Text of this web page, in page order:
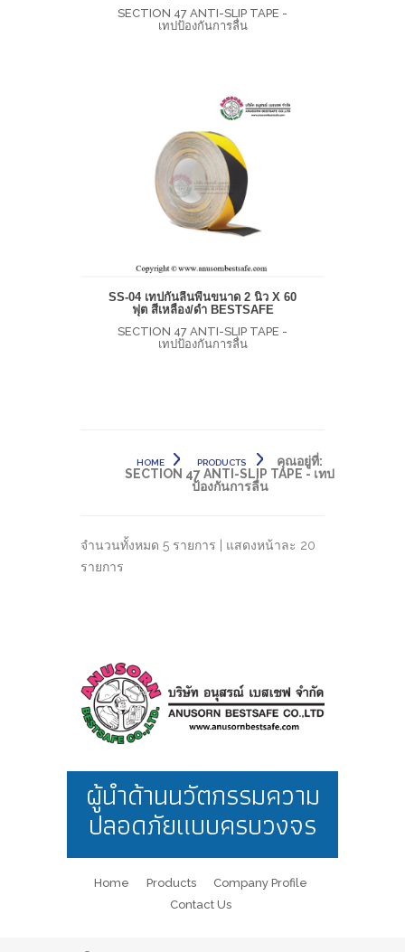
SECTION 47 ANTI-SLIP TAPE -
เทปป้องกันการลื่น
SS-04 เทปกันลื่นพื้นขนาด 2 นิ้ว X 60
ฟุต สีเหลือง/ดำ BESTSAFE
SECTION 47 ANTI-SLIP TAPE -
เทปป้องกันการลื่น
HOME PRODUCTS
คุณอยู่ที่:
SECTION 47 ANTI-SLIP TAPE - เทป
ป้องกันการลื่น
จำนวนทั้งหมด 5 รายการ | แสดงหน้าละ 20
รายการ
ผู้นำด้านนวัตกรรมความ
ปลอดภัยแบบครบวงจร
Home Products
Company Profile
Contact Us